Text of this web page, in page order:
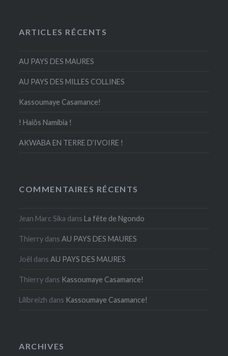
ARTICLES RÉCENTS
AU PAYS DES MAURES
AU PAYS DES MILLES COLLINES
Kassoumaye Casamance!
! Haiôs Namibia !
AKWABA EN TERRE D’IVOIRE !
COMMENTAIRES RÉCENTS
Jean Marc Sika dansLa fête de Ngondo
Thierry dansAU PAYS DES MAURES
Joël dansAU PAYS DES MAURES
Thierry dans Kassoumaye Casamance!
Lilibreizh dans Kassoumaye Casamance!
ARCHIVES